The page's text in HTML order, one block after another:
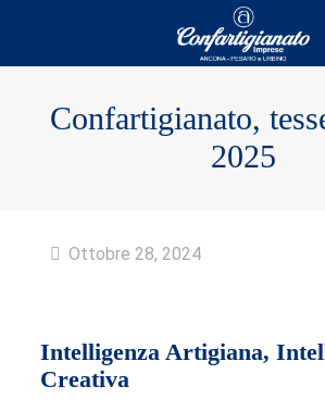
Confartigianato,
2025
Ottobre 28, 2024
Intelligenza Artigiana,
Creativa